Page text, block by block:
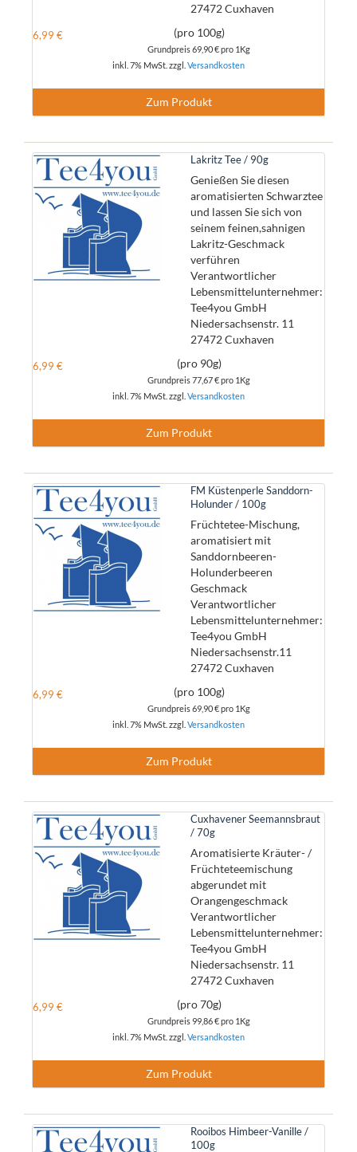
27472 Cuxhaven
6,99 € (pro 100g)
Grundpreis69,90 €pro 1Kg
inkl. 7% MwSt. zzgl. Versandkosten
Zum Produkt
Lakritz Tee / 90g
Genießen Sie diesen
aromatisierten Schwarztee
und lassen Sie sich von
seinem feinen,sahnigen
Lakritz-Geschmack
verführen
Verantwortlicher
Lebensmittelunternehmer:
Tee4you GmbH
Niedersachsenstr. 11
27472 Cuxhaven
6,99 € (pro 90g)
Grundpreis77,67 €pro 1Kg
inkl. 7% MwSt. zzgl. Versandkosten
Zum Produkt
FM Küstenperle Sanddorn-
Holunder / 100g
Früchtetee-Mischung,
aromatisiert mit
Sanddornbeeren-
Holunderbeeren
Geschmack
Verantwortlicher
Lebensmittelunternehmer:
Tee4you GmbH
Niedersachsenstr.11
27472 Cuxhaven
6,99 € (pro 100g)
Grundpreis69,90 €pro 1Kg
inkl. 7% MwSt. zzgl. Versandkosten
Zum Produkt
Cuxhavener Seemannsbraut
/ 70g
Aromatisierte Kräuter- /
Früchteteemischung
abgerundet mit
Orangengeschmack
Verantwortlicher
Lebensmittelunternehmer:
Tee4you GmbH
Niedersachsenstr. 11
27472 Cuxhaven
6,99 € (pro 70g)
Grundpreis99,86 €pro 1Kg
inkl. 7% MwSt. zzgl. Versandkosten
Zum Produkt
Rooibos Himbeer-Vanille /
100g